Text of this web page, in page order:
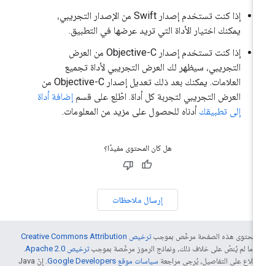
إذا كنت تستخدم إصدار Swift من الإصدار التجريبي،
يمكنك اختيار الأداة التي تريد عرضها في التطبيق.
إذا كنت تستخدم إصدار Objective-C من العرض
التجريبي، سيظهر لك العرض التجريبي لأداة تجميع
العلامات. يمكنك بعد ذلك تعديل إصدار Objective-C من
العرض التجريبي لتجربة كل أداة. اطّلِع على قسمإضافة أداة
إلى تطبيقكأدناه للحصول على مزيد من المعلومات.
هل كان المحتوى مفيدًا؟
إرسال ملاحظات
محتوى هذه الصفحة مرخّص بموجب
ترخيص Creative Commons Attribution
ما لم يُنصّ على خلاف ذلك، ونماذج الرموز مرخّصة بموجبترخيص Apache 2.0‏
.
على التفاصيل، يُرجى مراجعة سياسات موقع Google Developers‏
. إنّ Java